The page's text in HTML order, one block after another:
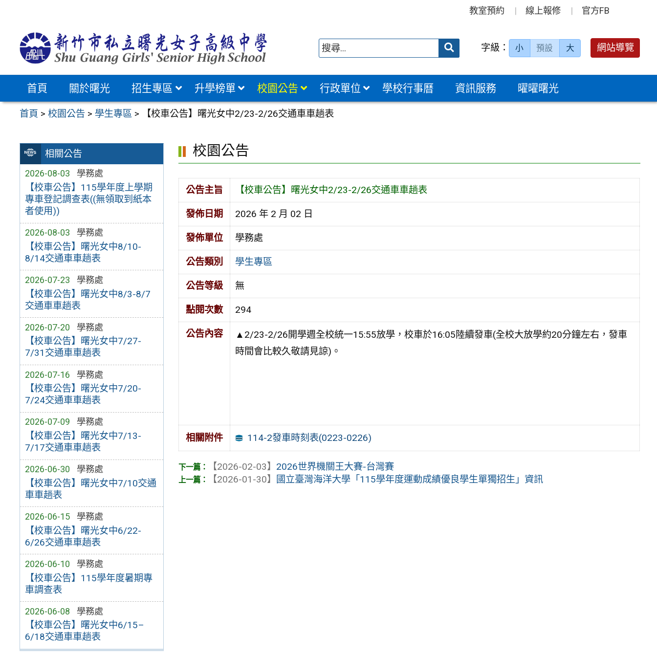
教室預約 線上報修 官方FB
送出 字級： 小 預設 大 網站導覽
首頁 關於曙光 招生專區 升學榜單 校園公告 行政單位 學校行事曆 資訊服務 曜曜曙光
首頁 >校園公告 > 學生專區 > 【校車公告】曙光女中2/23-2/26交通車車趟表
相關公告
2026-08-03 學務處
【校車公告】115學年度上學期
專車登記調查表((無領取到紙本
者使用))
2026-08-03 學務處
【校車公告】曙光女中8/10-
8/14交通車車趟表
2026-07-23 學務處
【校車公告】曙光女中8/3-8/7
交通車車趟表
2026-07-20 學務處
【校車公告】曙光女中7/27-
7/31交通車車趟表
2026-07-16 學務處
【校車公告】曙光女中7/20-
7/24交通車車趟表
2026-07-09 學務處
【校車公告】曙光女中7/13-
7/17交通車車趟表
2026-06-30 學務處
【校車公告】曙光女中7/10交通
車車趟表
2026-06-15 學務處
【校車公告】曙光女中6/22-
6/26交通車車趟表
2026-06-10 學務處
【校車公告】115學年度暑期專
車調查表
2026-06-08 學務處
【校車公告】曙光女中6/15–
6/18交通車車趟表
校園公告
公告主旨 【校車公告】曙光女中2/23-2/26交通車車趟表
發佈日期 2026 年 2 月 02 日
發佈單位 學務處
公告類別 學生專區
公告等級 無
點閱次數 294
公告內容
▲2/23-2/26開學週全校統一15:55放學，校車於16:05陸續發車(全校大放學約20分鐘左右，發車
時間會比較久敬請見諒)。
相關附件 114-2發車時刻表(0223-0226)
【2026-02-03】 2026世界機關王大賽-台灣賽
【2026-01-30】
國立臺灣海洋大學「115學年度運動成績優良學生單獨招生」資訊